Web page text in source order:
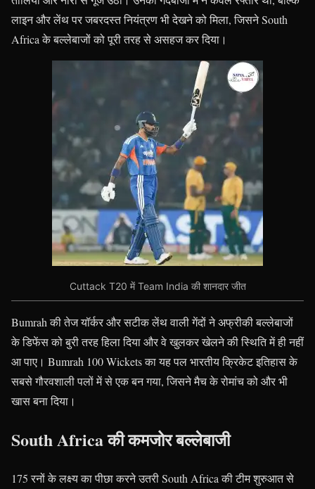
लाइन और लेंथ पर जबरदस्त नियंत्रण भी देखने को मिला, जिसने South
Africa के बल्लेबाजों को पूरी तरह से असहज कर दिया।
Cuttack T20 में Team India की शानदार जीत
Bumrah की तेज यॉर्कर और सटीक लेंथ वाली गेंदों ने अफ्रीकी बल्लेबाजों
के डिफेंस को बुरी तरह हिला दिया और वे खुलकर खेलने की स्थिति में ही नहीं
आ पाए। Bumrah 100 Wickets का यह पल भारतीय क्रिकेट इतिहास के
सबसे गौरवशाली पलों में से एक बन गया, जिसने मैच के रोमांच को और भी
खास बना दिया।
South Africa की कमजोर बल्लेबाजी
175 रनों के लक्ष्य का पीछा करने उतरी South Africa की टीम शुरुआत से